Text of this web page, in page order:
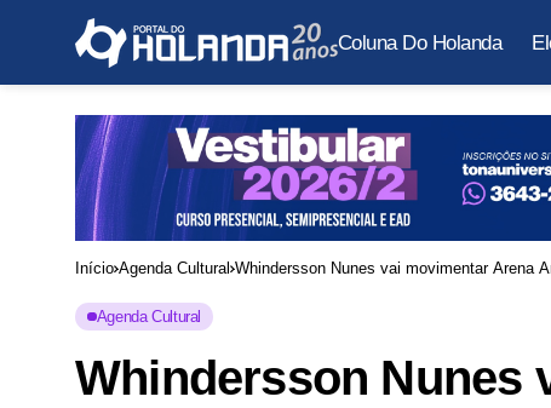
Coluna Do Holanda
Início Agenda Cultural Whindersson Nunes vai movimentar Arena
Agenda Cultural
Whindersson Nunes